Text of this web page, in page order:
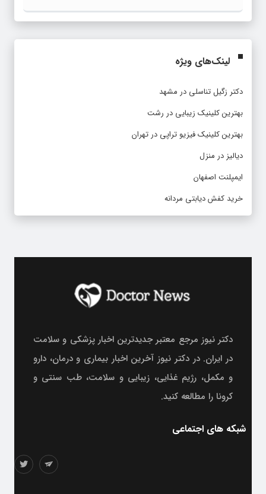
لینک‌های ویژه
دکتر زگیل تناسلی در مشهد
بهترین کلینیک زیبایی در رشت
بهترین کلینیک فیزیو تراپی در تهران
دیالیز در منزل
ایمپلنت اصفهان
خرید کفش دیابتی مردانه
دکتر نیوز مرجع معتبر جدیدترین اخبار پزشکی و سلامت
در ایران. در دکتر نیوز آخرین اخبار بیماری و درمان، دارو
و مکمل، رژیم غذایی، زیبایی و سلامت، طب سنتی و
کرونا را مطالعه کنید.
شبکه های اجتماعی